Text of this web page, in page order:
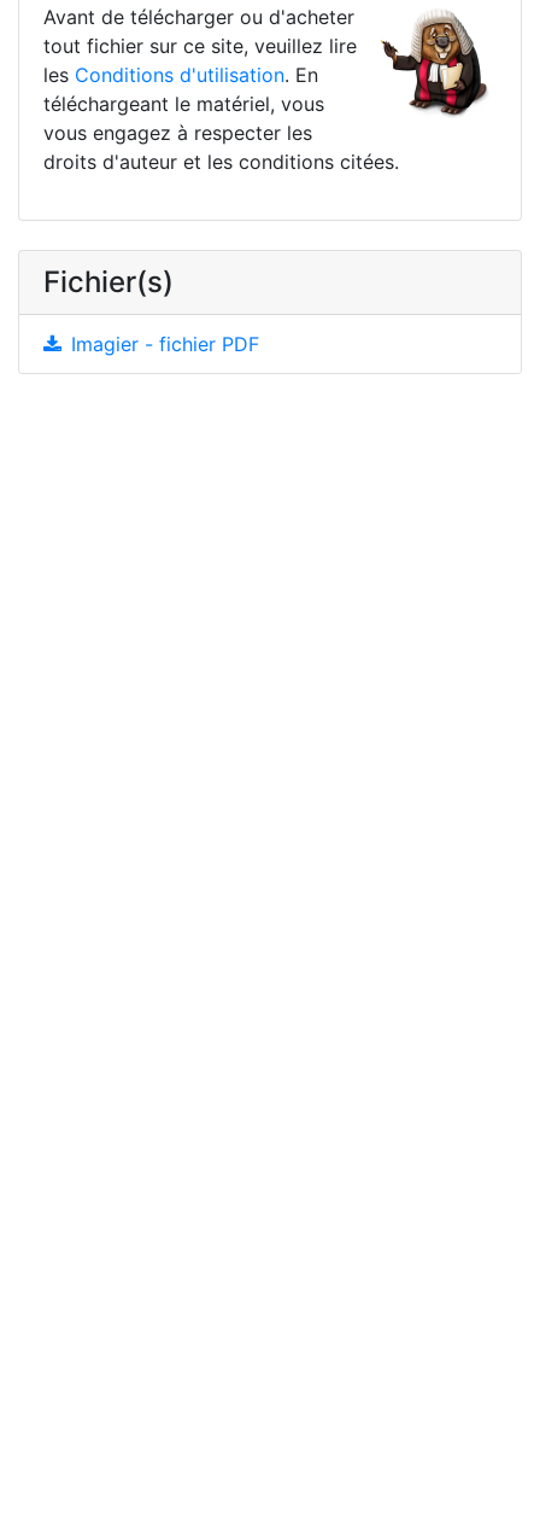
Avant de télécharger ou d'acheter
tout fichier sur ce site, veuillez lire
les Conditions d'utilisation. En
téléchargeant le matériel, vous
vous engagez à respecter les
droits d'auteur et les conditions citées.
Fichier(s)
Imagier - fichier PDF